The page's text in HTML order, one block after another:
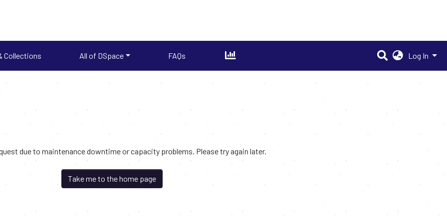
Collections All of DSpace FAQs Log In
due to maintenance downtime or capacity problems. Please try again later.
Take me to the home page